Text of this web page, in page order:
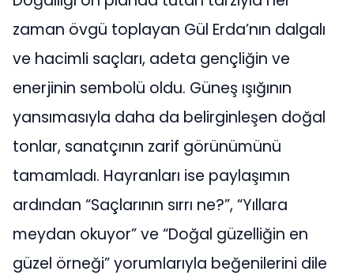
zaman övgü toplayan Gül Erda’nın dalgalı
ve hacimli saçları, adeta gençliğin ve
enerjinin sembolü oldu. Güneş ışığının
yansımasıyla daha da belirginleşen doğal
tonlar, sanatçının zarif görünümünü
tamamladı. Hayranları ise paylaşımın
ardından “Saçlarının sırrı ne?”, “Yıllara
meydan okuyor” ve “Doğal güzelliğin en
güzel örneği” yorumlarıyla beğenilerini dile